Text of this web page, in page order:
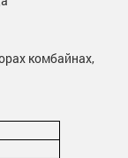
комбайнах,